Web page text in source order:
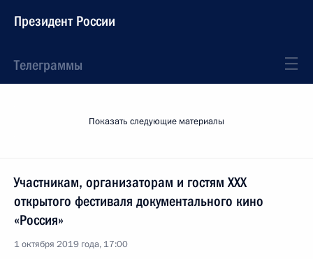
Президент России
Телеграммы
Показать следующие материалы
Участникам, организаторам и гостям XXX
открытого фестиваля документального кино
«Россия»
1 октября 2019 года, 17:00